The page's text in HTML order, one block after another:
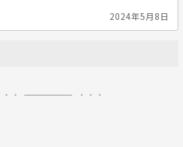
2024年5月8日